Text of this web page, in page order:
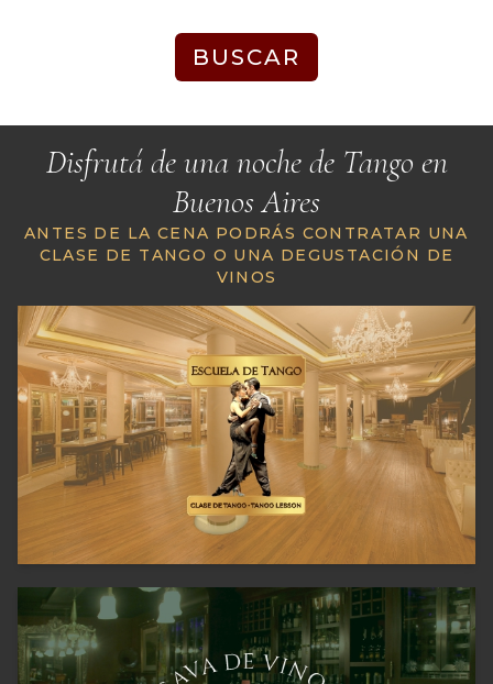
BUSCAR
Disfrutá de una noche de Tango en
Buenos Aires
ANTES DE LA CENA PODRÁS CONTRATAR UNA
CLASE DE TANGO O UNA DEGUSTACIÓN DE
VINOS